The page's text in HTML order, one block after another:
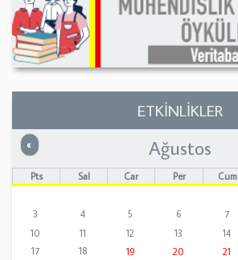
ETKİNLİKLER
« Önceki Ağustos
Pts Sal Çar Per Cum
3
4 5 6 7
10
11 12 13 14
17
18 19 20 21